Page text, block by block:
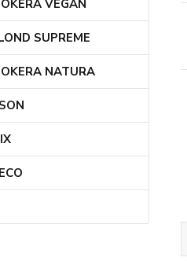
VEGAN
SUPREME
NATURA